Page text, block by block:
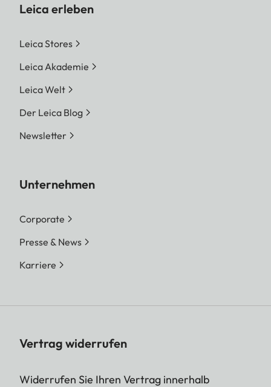
Leica erleben
Leica Stores
Leica Akademie
Leica Welt
Der Leica Blog
Newsletter
Unternehmen
Corporate
Presse & News
Karriere
Vertrag widerrufen
Widerrufen Sie Ihren Vertrag innerhalb